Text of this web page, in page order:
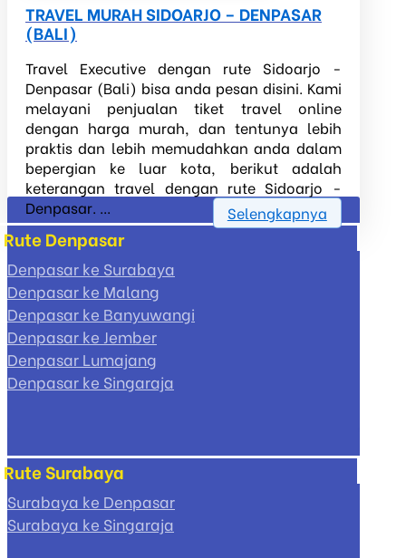
TRAVEL MURAH SIDOARJO – DENPASAR
(BALI)
Travel Executive dengan rute Sidoarjo -
Denpasar (Bali) bisa anda pesan disini. Kami
melayani penjualan tiket travel online
dengan harga murah, dan tentunya lebih
praktis dan lebih memudahkan anda dalam
bepergian ke luar kota, berikut adalah
keterangan travel dengan rute Sidoarjo -
Denpasar. ...
Selengkapnya
Rute Denpasar
Denpasar ke Surabaya
Denpasar ke Malang
Denpasar ke Banyuwangi
Denpasar ke Jember
Denpasar Lumajang
Denpasar ke Singaraja
Rute Surabaya
Surabaya ke Denpasar
Surabaya ke Singaraja